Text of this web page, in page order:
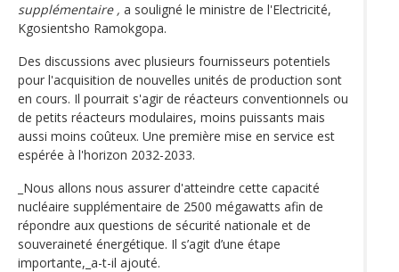
supplémentaire , a souligné le ministre de l'Electricité,
Kgosientsho Ramokgopa.
Des discussions avec plusieurs fournisseurs potentiels
pour l'acquisition de nouvelles unités de production sont
en cours. Il pourrait s'agir de réacteurs conventionnels ou
de petits réacteurs modulaires, moins puissants mais
aussi moins coûteux. Une première mise en service est
espérée à l'horizon 2032-2033.
_Nous allons nous assurer d'atteindre cette capacité
nucléaire supplémentaire de 2500 mégawatts afin de
répondre aux questions de sécurité nationale et de
souveraineté énergétique. Il s’agit d’une étape
importante,_a-t-il ajouté.